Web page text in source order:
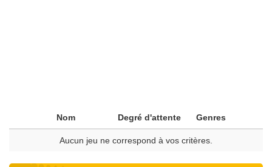
Nom Degré d'attente Genres
Aucun jeu ne correspond à vos critères.